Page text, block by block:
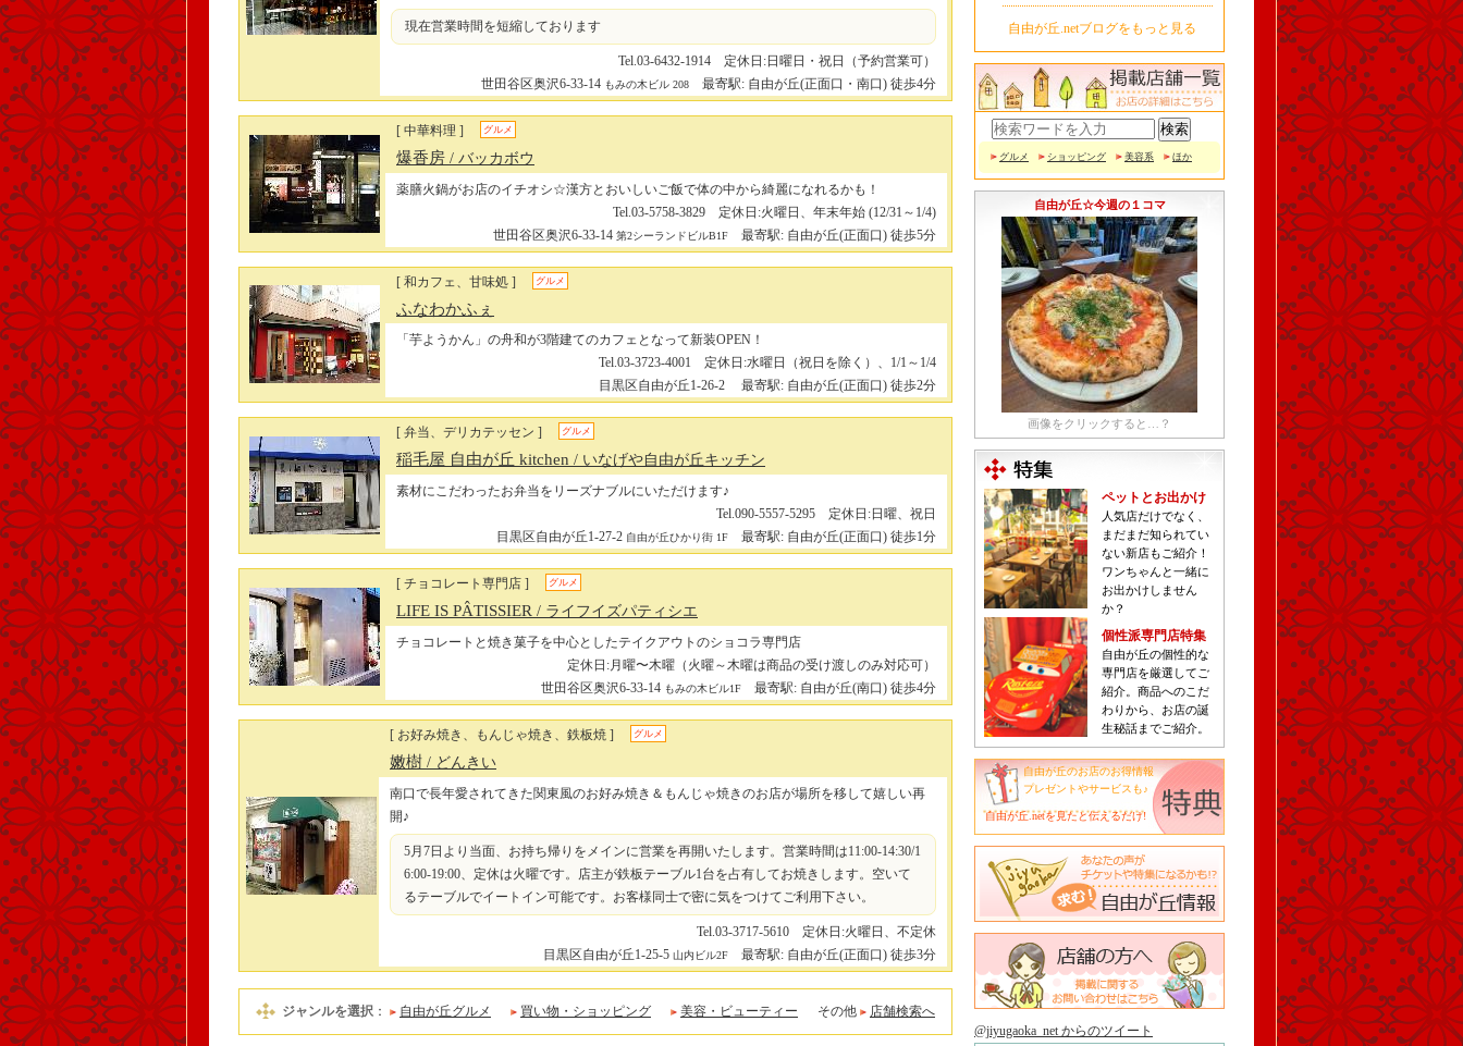
現在営業時間を短縮しております
Tel.03-6432-1914 定休日:日曜日・祝日（予約営業可）
世田谷区奥沢6-33-14 もみの木ビル 208 最寄駅: 自由が丘(正面口・南口) 徒歩4分
[ 中華料理 ] グルメ
爆香房 / バッカボウ
薬膳火鍋がお店のイチオシ☆漢方とおいしいご飯で体の中から綺麗になれるかも！
Tel.03-5758-3829 定休日:火曜日、年末年始 (12/31～1/4)
世田谷区奥沢6-33-14 第2シーランドビルB1F 最寄駅: 自由が丘(正面口) 徒歩5分
[ 和カフェ、甘味処 ] グルメ
ふなわかふぇ
「芋ようかん」の舟和が3階建てのカフェとなって新装OPEN！
Tel.03-3723-4001 定休日:水曜日（祝日を除く）、1/1～1/4
目黒区自由が丘1-26-2
最寄駅: 自由が丘(正面口) 徒歩2分
[ 弁当、デリカテッセン ] グルメ
稲毛屋 自由が丘 kitchen / いなげや自由が丘キッチン
素材にこだわったお弁当をリーズナブルにいただけます♪
Tel.090-5557-5295 定休日:日曜、祝日
目黒区自由が丘1-27-2 自由が丘ひかり街 1F 最寄駅: 自由が丘(正面口) 徒歩1分
[ チョコレート専門店 ] グルメ
LIFE IS PÂTISSIER / ライフイズパティシエ
チョコレートと焼き菓子を中心としたテイクアウトのショコラ専門店
定休日:月曜〜木曜（火曜～木曜は商品の受け渡しのみ対応可）
世田谷区奥沢6-33-14 もみの木ビル1F 最寄駅: 自由が丘(南口) 徒歩4分
[ お好み焼き、もんじゃ焼き、鉄板焼 ] グルメ
嫩樹 / どんきい
南口で長年愛されてきた関東風のお好み焼き＆もんじゃ焼きのお店が場所を移して嬉しい再
開♪
5月7日より当面、お持ち帰りをメインに営業を再開いたします。営業時間は11:00-14:30/1
6:00-19:00、定休は火曜です。店主が鉄板テーブル1台を占有してお焼きします。空いて
るテーブルでイートイン可能です。お客様同士で密に気をつけてご利用下さい。
Tel.03-3717-5610 定休日:火曜日、不定休
目黒区自由が丘1-25-5 山内ビル2F 最寄駅: 自由が丘(正面口) 徒歩3分
ジャンルを選択 ： 自由が丘グルメ 買い物・ショッピング 美容・ビューティー その他 店舗検索へ
顧問契約 】 冷え性改善協会は、小規模の
エステサロン、リ..
自由が丘.netブログをもっと見る
グルメ ショッピング 美容系 ほか
自由が丘☆今週の１コマ
画像をクリックすると…？
ペットとお出かけ
人気店だけでなく、
まだまだ知られてい
ない新店もご紹介！
ワンちゃんと一緒に
お出かけしません
か？
個性派専門店特集
自由が丘の個性的な
専門店を厳選してご
紹介。商品へのこだ
わりから、お店の誕
生秘話までご紹介。
自由が丘のお店のお得情報
プレゼントやサービスも♪
自由が丘.netを見たと伝えるだけ!
@jiyugaoka_net からのツイート